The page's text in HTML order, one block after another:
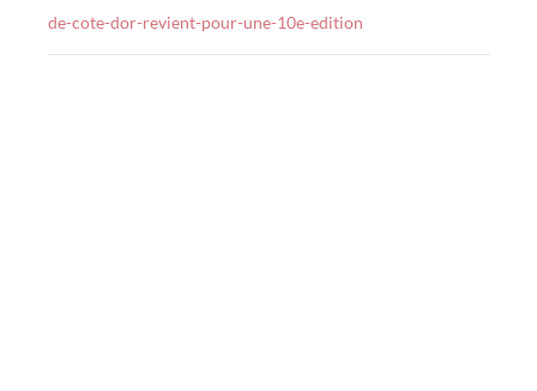
de-cote-dor-revient-pour-une-10e-edition